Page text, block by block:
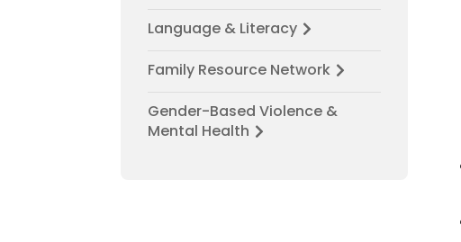
Language & Literacy
Family Resource Network
Gender-Based Violence &
Mental Health